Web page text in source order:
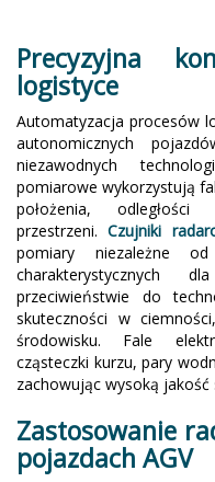
Precyzyjna
logistyce
Automatyzacja procesów
autonomicznych
niezawodnych
pomiarowe wykorzystują
położenia,
przestrzeni.Czujniki
pomiary niezależne
charakterystycznych
przeciwieństwie do
skuteczności w
środowisku. Fale
cząsteczki kurzu, pary
zachowując wysoką jakość
Zastosowanie
pojazdach AGV